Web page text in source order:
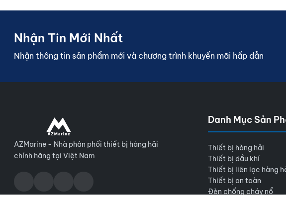
Nhận Tin Mới Nhất
Nhận thông tin sản phẩm mới và chương trình khuyến mãi hấp dẫn
AZMarine - Nhà phân phối thiết bị hàng hải
chính hãng tại Việt Nam
Danh Mục Sản
Thiết bị hàng hải
Thiết bị dầu khí
Thiết bị liên lạc hàng
Thiết bị an toàn
Đèn chống cháy nổ